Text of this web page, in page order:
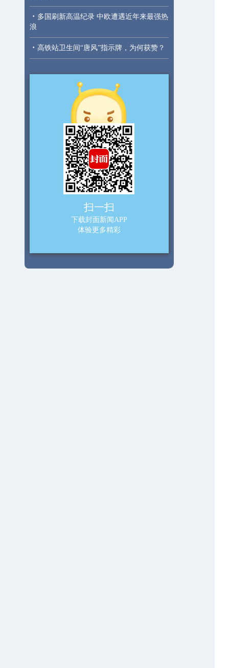
· 多国刷新高温纪录 中欧遭遇近年来最强热
浪
· 高铁站卫生间“唐风”指示牌，为何获赞？
扫一扫
下载封面新闻APP
体验更多精彩